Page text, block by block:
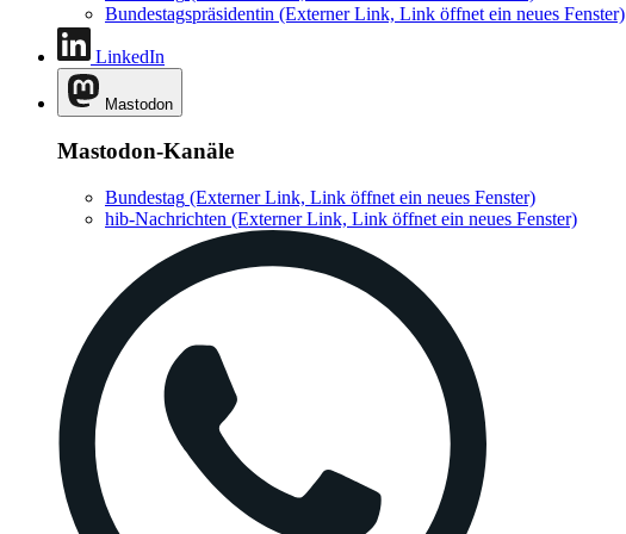
Bundestagspräsidentin (Externer Link, Link öffnet ein neues Fenster)
LinkedIn
Mastodon
Mastodon-Kanäle
Bundestag (Externer Link, Link öffnet ein neues Fenster)
hib-Nachrichten (Externer Link, Link öffnet ein neues Fenster)